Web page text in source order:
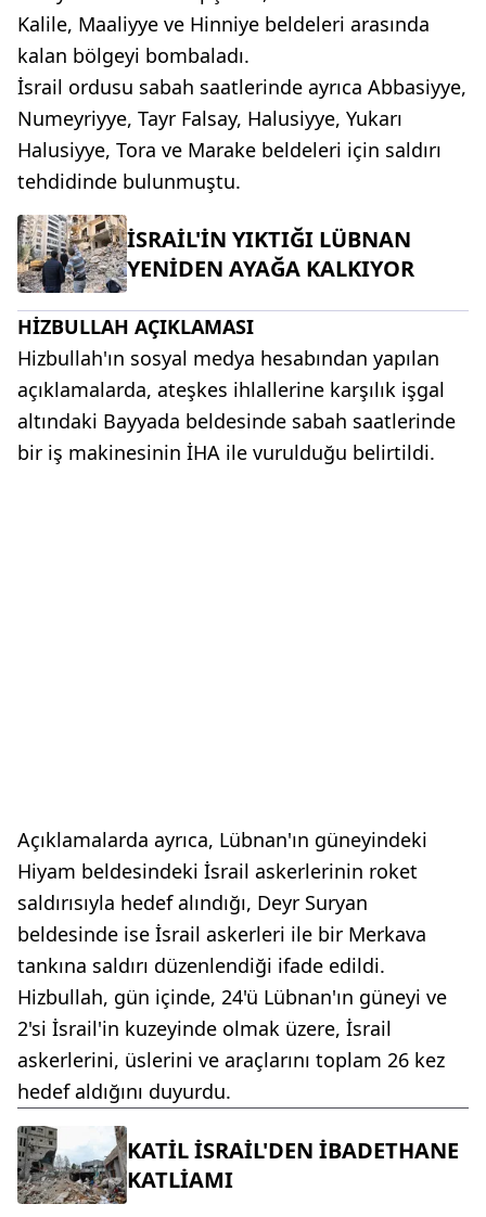
Kalile, Maaliyye ve Hinniye beldeleri arasında
kalan bölgeyi bombaladı.
İsrail ordusu sabah saatlerinde ayrıca Abbasiyye,
Numeyriyye, Tayr Falsay, Halusiyye, Yukarı
Halusiyye, Tora ve Marake beldeleri için saldırı
tehdidinde bulunmuştu.
İSRAİL'İN YIKTIĞI LÜBNAN
YENİDEN AYAĞA KALKIYOR
HİZBULLAH AÇIKLAMASI
Hizbullah'ın sosyal medya hesabından yapılan
açıklamalarda, ateşkes ihlallerine karşılık işgal
altındaki Bayyada beldesinde sabah saatlerinde
bir iş makinesinin İHA ile vurulduğu belirtildi.
Açıklamalarda ayrıca, Lübnan'ın güneyindeki
Hiyam beldesindeki İsrail askerlerinin roket
saldırısıyla hedef alındığı, Deyr Suryan
beldesinde ise İsrail askerleri ile bir Merkava
tankına saldırı düzenlendiği ifade edildi.
Hizbullah, gün içinde, 24'ü Lübnan'ın güneyi ve
2'si İsrail'in kuzeyinde olmak üzere, İsrail
askerlerini, üslerini ve araçlarını toplam 26 kez
hedef aldığını duyurdu.
KATİL İSRAİL'DEN İBADETHANE
KATLİAMI